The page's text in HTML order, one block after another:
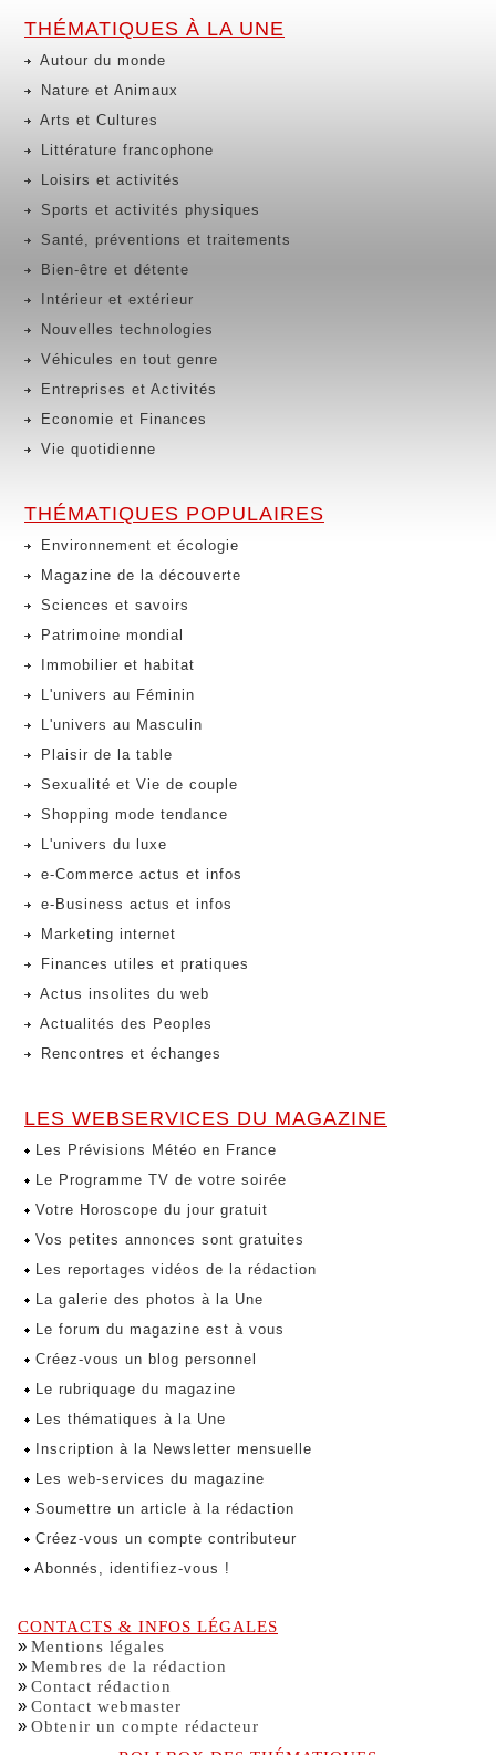
THÉMATIQUES À LA UNE
Autour du monde
Nature et Animaux
Arts et Cultures
Littérature francophone
Loisirs et activités
Sports et activités physiques
Santé, préventions et traitements
Bien-être et détente
Intérieur et extérieur
Nouvelles technologies
Véhicules en tout genre
Entreprises et Activités
Economie et Finances
Vie quotidienne
THÉMATIQUES POPULAIRES
Environnement et écologie
Magazine de la découverte
Sciences et savoirs
Patrimoine mondial
Immobilier et habitat
L'univers au Féminin
L'univers au Masculin
Plaisir de la table
Sexualité et Vie de couple
Shopping mode tendance
L'univers du luxe
e-Commerce actus et infos
e-Business actus et infos
Marketing internet
Finances utiles et pratiques
Actus insolites du web
Actualités des Peoples
Rencontres et échanges
LES WEBSERVICES DU MAGAZINE
Les Prévisions Météo en France
Le Programme TV de votre soirée
Votre Horoscope du jour gratuit
Vos petites annonces sont gratuites
Les reportages vidéos de la rédaction
La galerie des photos à la Une
Le forum du magazine est à vous
Créez-vous un blog personnel
Le rubriquage du magazine
Les thématiques à la Une
Inscription à la Newsletter mensuelle
Les web-services du magazine
Soumettre un article à la rédaction
Créez-vous un compte contributeur
Abonnés, identifiez-vous !
CONTACTS & INFOS LÉGALES
» Mentions légales
» Membres de la rédaction
» Contact rédaction
» Contact webmaster
» Obtenir un compte rédacteur